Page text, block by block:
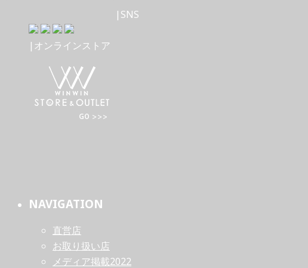
|SNS
|オンラインストア
NAVIGATION
直営店
お取り扱い店
メディア掲載2022